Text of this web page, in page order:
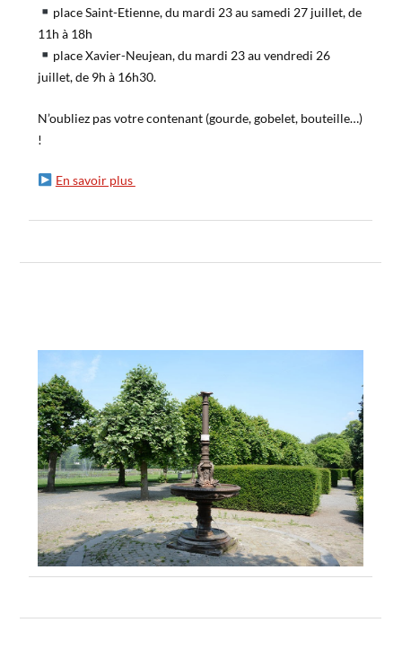
place Saint-Etienne, du mardi 23 au samedi 27 juillet, de
11h à 18h
place Xavier-Neujean, du mardi 23 au vendredi 26
juillet, de 9h à 16h30.
N’oubliez pas votre contenant (gourde, gobelet, bouteille…)
!
En savoir plus